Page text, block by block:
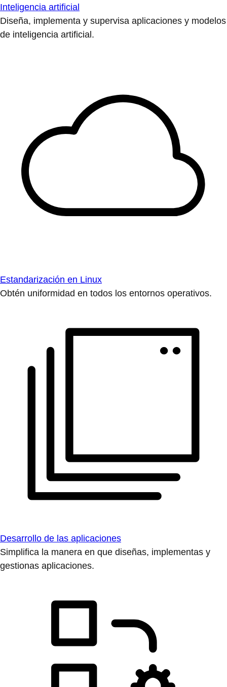
Inteligencia artificial
Diseña, implementa y supervisa aplicaciones y modelos
de inteligencia artificial.
Estandarización en Linux
Obtén uniformidad en todos los entornos operativos.
Desarrollo de las aplicaciones
Simplifica la manera en que diseñas, implementas y
gestionas aplicaciones.